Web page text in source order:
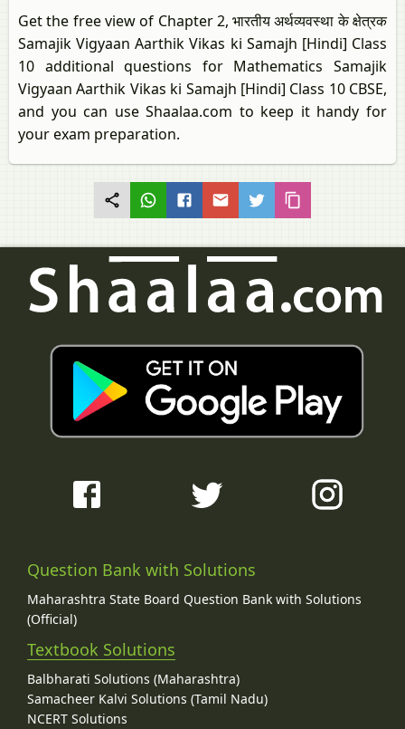
Get the free view of Chapter 2, भारतीय अर्थव्यवस्था के क्षेत्रक
Samajik Vigyaan Aarthik Vikas ki Samajh [Hindi] Class
10 additional questions for Mathematics Samajik
Vigyaan Aarthik Vikas ki Samajh [Hindi] Class 10 CBSE,
and you can use Shaalaa.com to keep it handy for
your exam preparation.
Question Bank with Solutions
Maharashtra State Board Question Bank with Solutions
(Official)
Textbook Solutions
Balbharati Solutions (Maharashtra)
Samacheer Kalvi Solutions (Tamil Nadu)
NCERT Solutions